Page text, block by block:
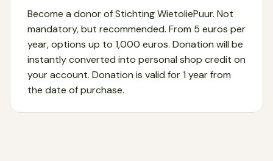
Become a donor of Stichting WietoliePuur. Not
mandatory, but recommended. From 5 euros per
year, options up to 1,000 euros. Donation will be
instantly converted into personal shop credit on
your account. Donation is valid for 1 year from
the date of purchase.